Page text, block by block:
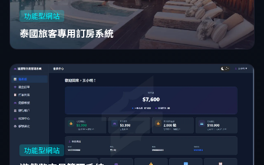
功能型網站
泰國旅客專用訂房系統
功能型網站